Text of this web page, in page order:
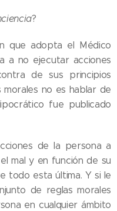
?
que adopta el Médico
a no ejecutar acciones
de sus principios
no es hablar de
fue publicado
de la persona a
mal y en función de su
todo esta última. Y si le
de reglas morales
en cualquier ámbito